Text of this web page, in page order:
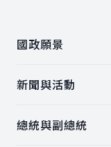
國政願景
新聞與活動
總統與副總統